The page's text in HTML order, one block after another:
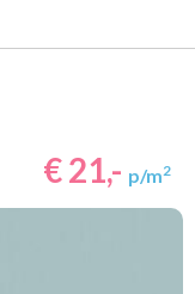
€ 21,- p/m2